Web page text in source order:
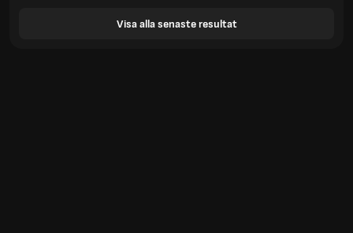
Visa alla senaste resultat